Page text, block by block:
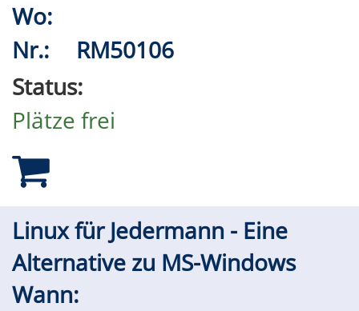
Wo:
Nr.:
RM50106
Status:
Plätze frei
Linux für Jedermann - Eine
Alternative zu MS-Windows
Wann: